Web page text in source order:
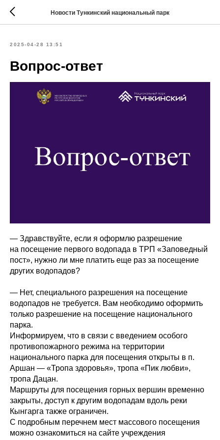
Новости Тункинский национальный парк
2025-04-28 13:51
Вопрос-ответ
— Здравствуйте, если я оформлю разрешение
на посещение первого водопада в ТРП «Заповедный
пост», нужно ли мне платить еще раз за посещение
других водопадов?
— Нет, специального разрешения на посещение
водопадов не требуется. Вам необходимо оформить
только разрешение на посещение национального
парка.
Информируем, что в связи с введением особого
противопожарного режима на территории
национального парка для посещения открыты в п.
Аршан — «Тропа здоровья», тропа «Пик любви»,
тропа Дацан.
Маршруты для посещения горных вершин временно
закрыты, доступ к другим водопадам вдоль реки
Кынгарга также ограничен.
С подробным перечнем мест массового посещения
можно ознакомиться на сайте учреждения